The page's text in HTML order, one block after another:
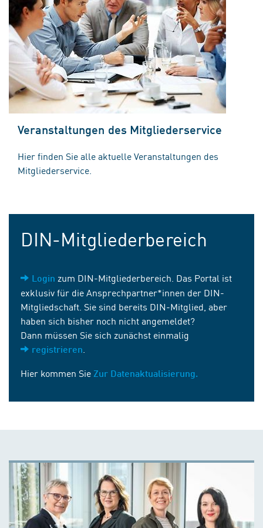
Veranstaltungen des Mitgliederservice
Hier finden Sie alle aktuelle Veranstaltungen des
Mitgliederservice.
DIN-Mitgliederbereich
Login zum DIN-Mitgliederbereich. Das Portal ist
exklusiv für die Ansprechpartner*innen der DIN-
Mitgliedschaft. Sie sind bereits DIN-Mitglied, aber
haben sich bisher noch nicht angemeldet?
Dann müssen Sie sich zunächst einmalig
registrieren
Hier kommen Sie Zur Datenaktualisierung.